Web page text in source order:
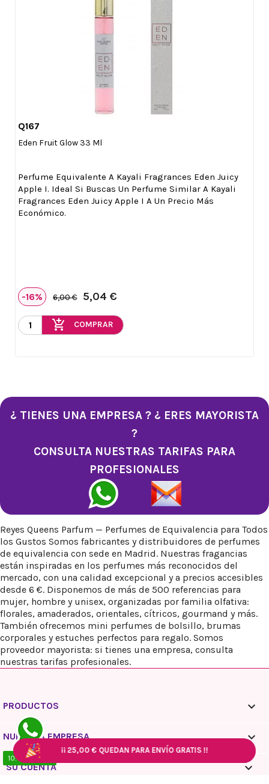
¡¡25,00 € QUEDAN PARA ENVÍO GRATIS !!
¡¡25,00 € QUEDAN PARA ENVÍO GRATIS !!
Q167
Eden Fruit Glow 33 Ml
Perfume Equivalente A Kayali Fragrances Eden Juicy
Apple I. Ideal Si Buscas Un Perfume Similar A Kayali
Fragrances Eden Juicy Apple I A Un Precio Más
Económico.
-16% 6,00 € 5,04 €
add_shopping_cart COMPRAR
¿ TIENES UNA EMPRESA ? ¿ ERES MAYORISTA
?
CONSULTA NUESTRAS TARIFAS PARA
PROFESIONALES
Reyes Queens Parfum — Perfumes de Equivalencia para Todos
los Gustos Somos fabricantes y distribuidores de perfumes
de equivalencia con sede en Madrid. Nuestras fragancias
están inspiradas en los perfumes más reconocidos del
mercado, con una calidad excepcional y a precios accesibles
desde 6 €. Disponemos de más de 500 referencias para
mujer, hombre y unisex, organizadas por familia olfativa:
florales, amaderados, orientales, cítricos, gourmand y más.
También ofrecemos mini perfumes de bolsillo, brumas
corporales y estuches perfectos para regalo. Somos
proveedor mayorista: si tienes una empresa, consulta
nuestras tarifas profesionales.
PRODUCTOS 
NUESTRA EMPRESA 
SU CUENTA 
10:00 / 18:00
¡¡25,00 € QUEDAN PARA ENVÍO GRATIS !!
¡¡25,00 € QUEDAN PARA ENVÍO GRATIS !!